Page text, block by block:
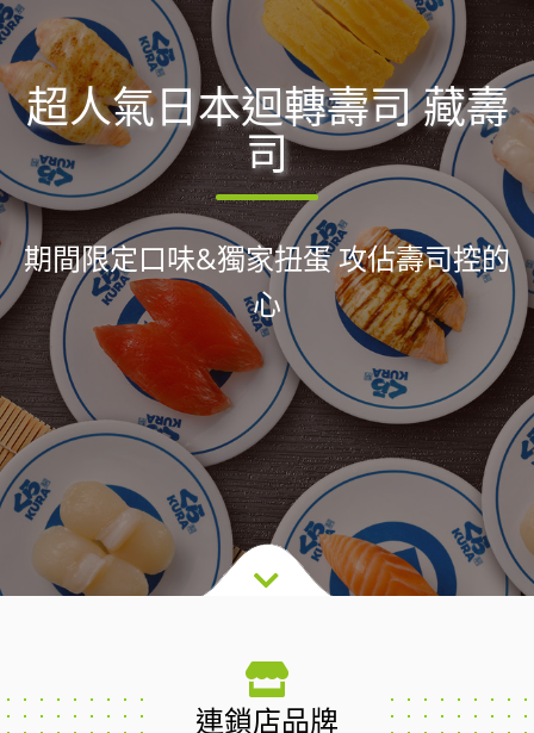
超人氣日本迴轉壽司 藏壽
司
期間限定口味&獨家扭蛋 攻佔壽司控的
心
連鎖店品牌